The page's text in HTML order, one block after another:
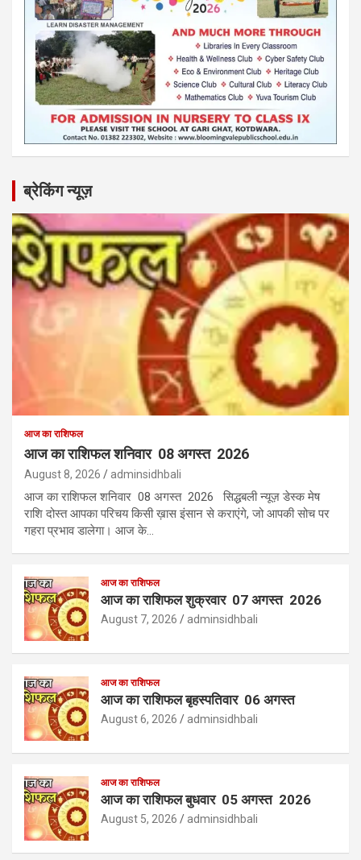
ब्रेकिंग न्यूज़
आज का राशिफल
आज का राशिफल शनिवार 08 अगस्त 2026
August 8, 2026 adminsidhbali
आज का राशिफल शनिवार 08 अगस्त 2026 सिद्धबली न्यूज़ डेस्क मेष
राशि दोस्त आपका परिचय किसी ख़ास इंसान से कराएंगे, जो आपकी सोच पर
गहरा प्रभाव डालेगा। आज के…
आज का राशिफल
आज का राशिफल शुक्रवार 07 अगस्त 2026
August 7, 2026 adminsidhbali
आज का राशिफल
आज का राशिफल बृहस्पतिवार 06 अगस्त
August 6, 2026 adminsidhbali
आज का राशिफल
आज का राशिफल बुधवार 05 अगस्त 2026
August 5, 2026 adminsidhbali